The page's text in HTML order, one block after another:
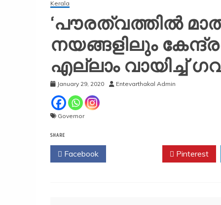
Kerala
‘പൗരത്വത്തില്‍
നയങ്ങളിലും
എല്ലാം വായിച്ച്
January 29, 2020 Entevarthakal Admin
Governor
SHARE
Facebook Pinterest